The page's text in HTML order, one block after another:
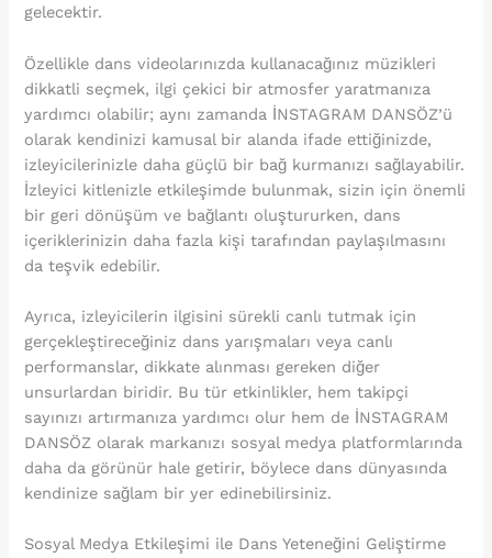
gelecektir.
Özellikle dans videolarınızda kullanacağınız müzikleri
dikkatli seçmek, ilgi çekici bir atmosfer yaratmanıza
yardımcı olabilir; aynı zamanda İNSTAGRAM DANSÖZ’ü
olarak kendinizi kamusal bir alanda ifade ettiğinizde,
izleyicilerinizle daha güçlü bir bağ kurmanızı sağlayabilir.
İzleyici kitlenizle etkileşimde bulunmak, sizin için önemli
bir geri dönüşüm ve bağlantı oluştururken, dans
içeriklerinizin daha fazla kişi tarafından paylaşılmasını
da teşvik edebilir.
Ayrıca, izleyicilerin ilgisini sürekli canlı tutmak için
gerçekleştireceğiniz dans yarışmaları veya canlı
performanslar, dikkate alınması gereken diğer
unsurlardan biridir. Bu tür etkinlikler, hem takipçi
sayınızı artırmanıza yardımcı olur hem de İNSTAGRAM
DANSÖZ olarak markanızı sosyal medya platformlarında
daha da görünür hale getirir, böylece dans dünyasında
kendinize sağlam bir yer edinebilirsiniz.
Sosyal Medya Etkileşimi ile Dans Yeteneğini Geliştirme